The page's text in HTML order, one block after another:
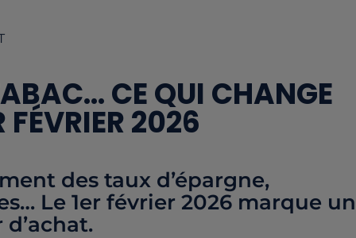
CE QUI CHANGE
FÉVRIER 2026
des taux d’épargne,
Le 1er février 2026 marque